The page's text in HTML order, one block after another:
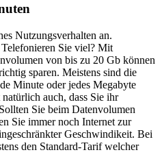
Nutzungsverhalten an.
Sie viel? Mit
von bis zu 20 Gb können
sparen. Meistens sind die
Minute oder jedes Megabyte
auch, dass Sie ihr
Sie beim Datenvolumen
Sie immer noch Internet zur
Geschwindikeit. Bei
den Standard-Tarif welcher